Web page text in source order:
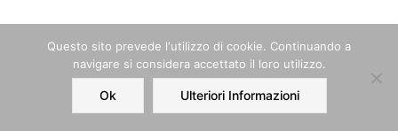
Home Order Account
Questo sito prevede l‘utilizzo di cookie. Continuando a
navigare si considera accettato il loro utilizzo.
Ok Ulteriori Informazioni